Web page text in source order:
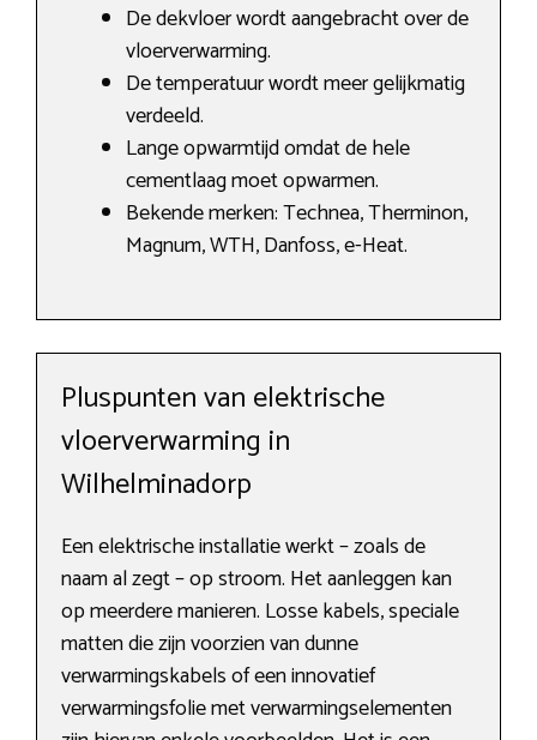
De dekvloer wordt aangebracht over de
vloerverwarming.
De temperatuur wordt meer gelijkmatig
verdeeld.
Lange opwarmtijd omdat de hele
cementlaag moet opwarmen.
Bekende merken: Technea, Therminon,
Magnum, WTH, Danfoss, e-Heat.
Pluspunten van elektrische
vloerverwarming in
Wilhelminadorp
Een elektrische installatie werkt – zoals de
naam al zegt – op stroom. Het aanleggen kan
op meerdere manieren. Losse kabels, speciale
matten die zijn voorzien van dunne
verwarmingskabels of een innovatief
verwarmingsfolie met verwarmingselementen